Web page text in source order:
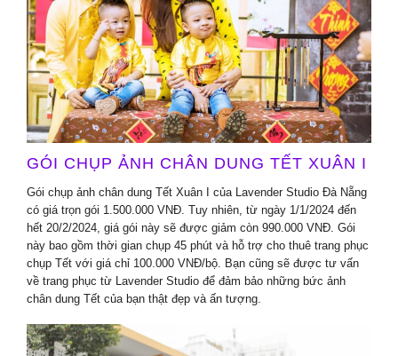
GÓI CHỤP ẢNH CHÂN DUNG TẾT XUÂN I
Gói chụp ảnh chân dung Tết Xuân I của Lavender Studio Đà Nẵng
có giá trọn gói 1.500.000 VNĐ. Tuy nhiên, từ ngày 1/1/2024 đến
hết 20/2/2024, giá gói này sẽ được giảm còn 990.000 VNĐ. Gói
này bao gồm thời gian chụp 45 phút và hỗ trợ cho thuê trang phục
chụp Tết với giá chỉ 100.000 VNĐ/bộ. Bạn cũng sẽ được tư vấn
về trang phục từ Lavender Studio để đảm bảo những bức ảnh
chân dung Tết của bạn thật đẹp và ấn tượng.